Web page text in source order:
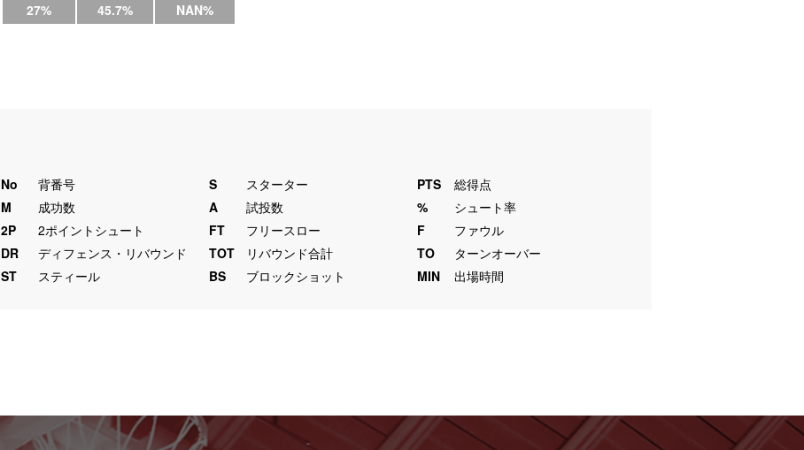
27% 45.7% NAN%
No 背番号 S スターター PTS
総得点
M 成功数 A 試投数 %
シュート率
2P 2ポイントシュート FT フリースロー F
ファウル
DR ディフェンス・リバウンド TOT リバウンド合計 TO
ターンオーバー
ST スティール BS ブロックショット MIN 出場時間